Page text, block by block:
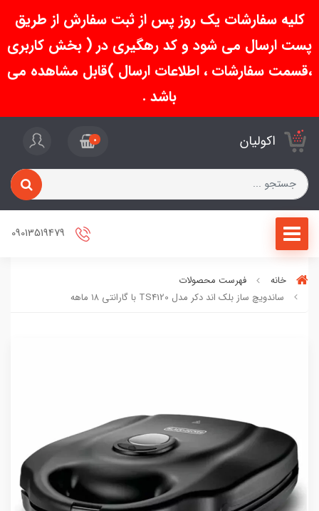
کلیه سفارشات یک روز پس از ثبت سفارش از طریق
پست ارسال می شود و کد رهگیری در ( بخش کاربری
،قسمت سفارشات ، اطلاعات ارسال )قابل مشاهده می
باشد .
اکولیان 0
خانه
فهرست محصولات
ساندویچ ساز بلک اند دکر مدل TS4120 با گارانتی ۱۸ ماهه